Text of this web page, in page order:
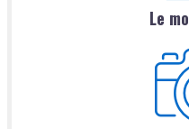
Le